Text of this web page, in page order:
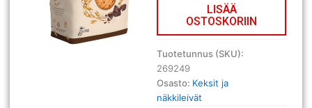
Suklaapisara
g
määrä
LISÄÄ
OSTOSKORIIN
Tuotetunnus (SKU):
269249
Osasto: Keksit ja
näkkileivät